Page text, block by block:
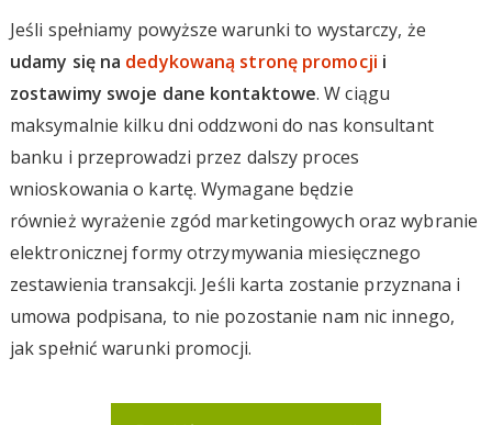
Jeśli spełniamy powyższe warunki to wystarczy, że
udamy się na dedykowaną stronę promocji i
zostawimy swoje dane kontaktowe. W ciągu
maksymalnie kilku dni oddzwoni do nas konsultant
banku i przeprowadzi przez dalszy proces
wnioskowania o kartę. Wymagane będzie
również wyrażenie zgód marketingowych oraz wybranie
elektronicznej formy otrzymywania miesięcznego
zestawienia transakcji. Jeśli karta zostanie przyznana i
umowa podpisana, to nie pozostanie nam nic innego,
jak spełnić warunki promocji.